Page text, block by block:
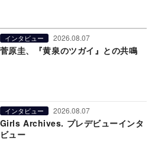
インタビュー 2026.08.07
菅原圭、『黄泉のツガイ』との共鳴
インタビュー 2026.08.07
Girls Archives. プレデビューインタ
ビュー